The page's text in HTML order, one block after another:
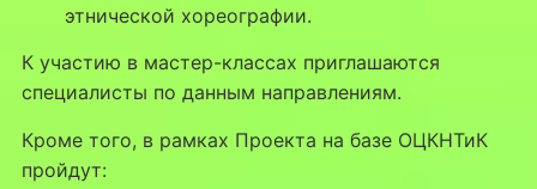
этнической хореографии.
К участию в мастер-классах приглашаются
специалисты по данным направлениям.
Кроме того, в рамках Проекта на базе ОЦКНТиК
пройдут: